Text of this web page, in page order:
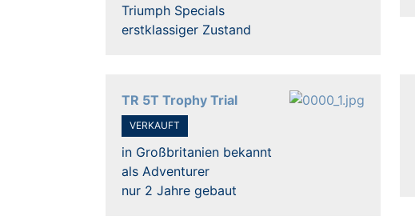
Triumph Specials
erstklassiger Zustand
TR 5T Trophy Trial
VERKAUFT
in Großbritanien bekannt
als Adventurer
nur 2 Jahre gebaut